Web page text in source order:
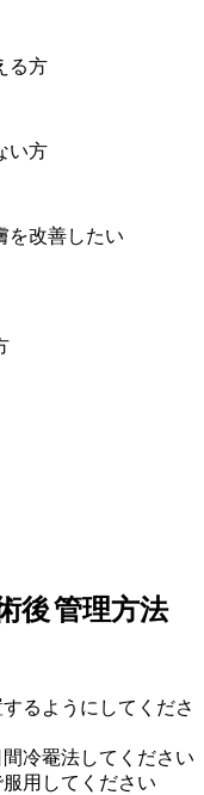
る方
い方
を改善したい
後管理方法
るようにしてくださ
冷罨法してください
用してください